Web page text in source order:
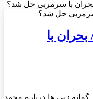
با سرمربی حل شد؟
با
گمانه زنی ها درباره محمد